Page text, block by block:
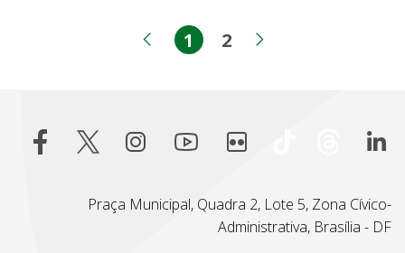
Página anterior
Página
1 Página
2
Praça Municipal, Quadra 2, Lote 5, Zona Cívico-
Administrativa, Brasília - DF